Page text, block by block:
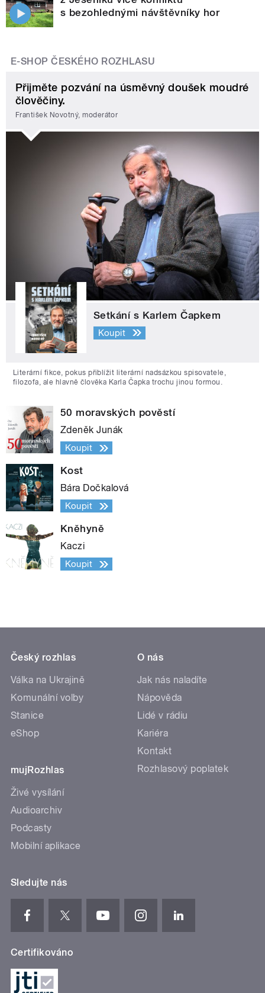
s bezohlednými návštěvníky hor
E-SHOP ČESKÉHO ROZHLASU
Přijměte pozvání na úsměvný doušek moudré
člověčiny.
František Novotný, moderátor
Setkání s Karlem Čapkem
Koupit
Literární fikce, pokus přiblížit literární nadsázkou spisovatele,
filozofa, ale hlavně člověka Karla Čapka trochu jinou formou.
50 moravských pověstí
Zdeněk Junák
Koupit
Kost
Bára Dočkalová
Koupit
Kněhyně
Kaczi
Koupit
Český rozhlas
Válka na Ukrajině
Komunální volby
Stanice
eShop
mujRozhlas
Živé vysílání
Audioarchiv
Podcasty
Mobilní aplikace
O nás
Jak nás naladíte
Nápověda
Lidé v rádiu
Kariéra
Kontakt
Rozhlasový poplatek
Sledujte nás
Certifikováno